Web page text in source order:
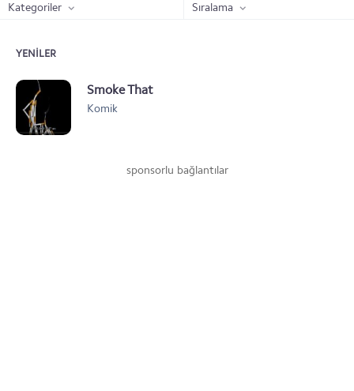
Kategoriler Sıralama
YENILER
Smoke That
Komik
sponsorlu bağlantılar